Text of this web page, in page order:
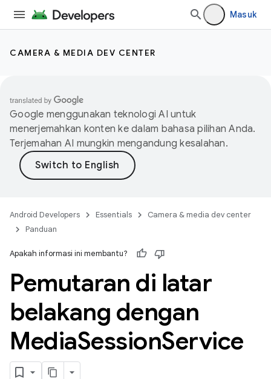
Masuk
CAMERA & MEDIA DEV CENTER
Google menggunakan teknologi AI untuk
menerjemahkan konten ke dalam bahasa pilihan Anda.
Terjemahan AI mungkin mengandung kesalahan.
Android Developers Essentials
Camera & media dev center
Panduan
Apakah informasi ini membantu?
Pemutaran di latar
belakang dengan
MediaSessionService